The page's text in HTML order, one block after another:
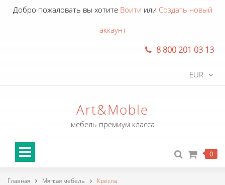
Добро пожаловать вы хотите Воити или Создать новый
аккаунт
8 800 201 03 13
EUR
Art&Moble
мебель премиум класса
0
Главная Мягкая мебель Кресла